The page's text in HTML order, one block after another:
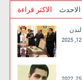
الاكثر قراءة الاحدث